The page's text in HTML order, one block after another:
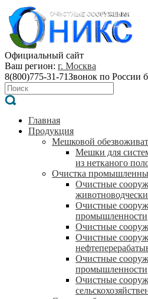
Официальный сайт
Ваш регион: г. Москва
8(800)775-31-71Звонок по России
Главная
Продукция
Мешковой
Мешки для
из нетканого
Очистка
Очистные
Очистные
промышленности
Очистные
Очистные
Очистные
промышленности
Очистные